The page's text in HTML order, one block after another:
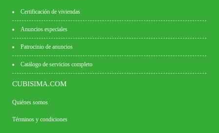
Certificación de viviendas
Anuncios especiales
Patrocinio de anuncios
Catálogo de servicios completo
CUBISIMA.COM
Quiénes somos
Términos y condiciones